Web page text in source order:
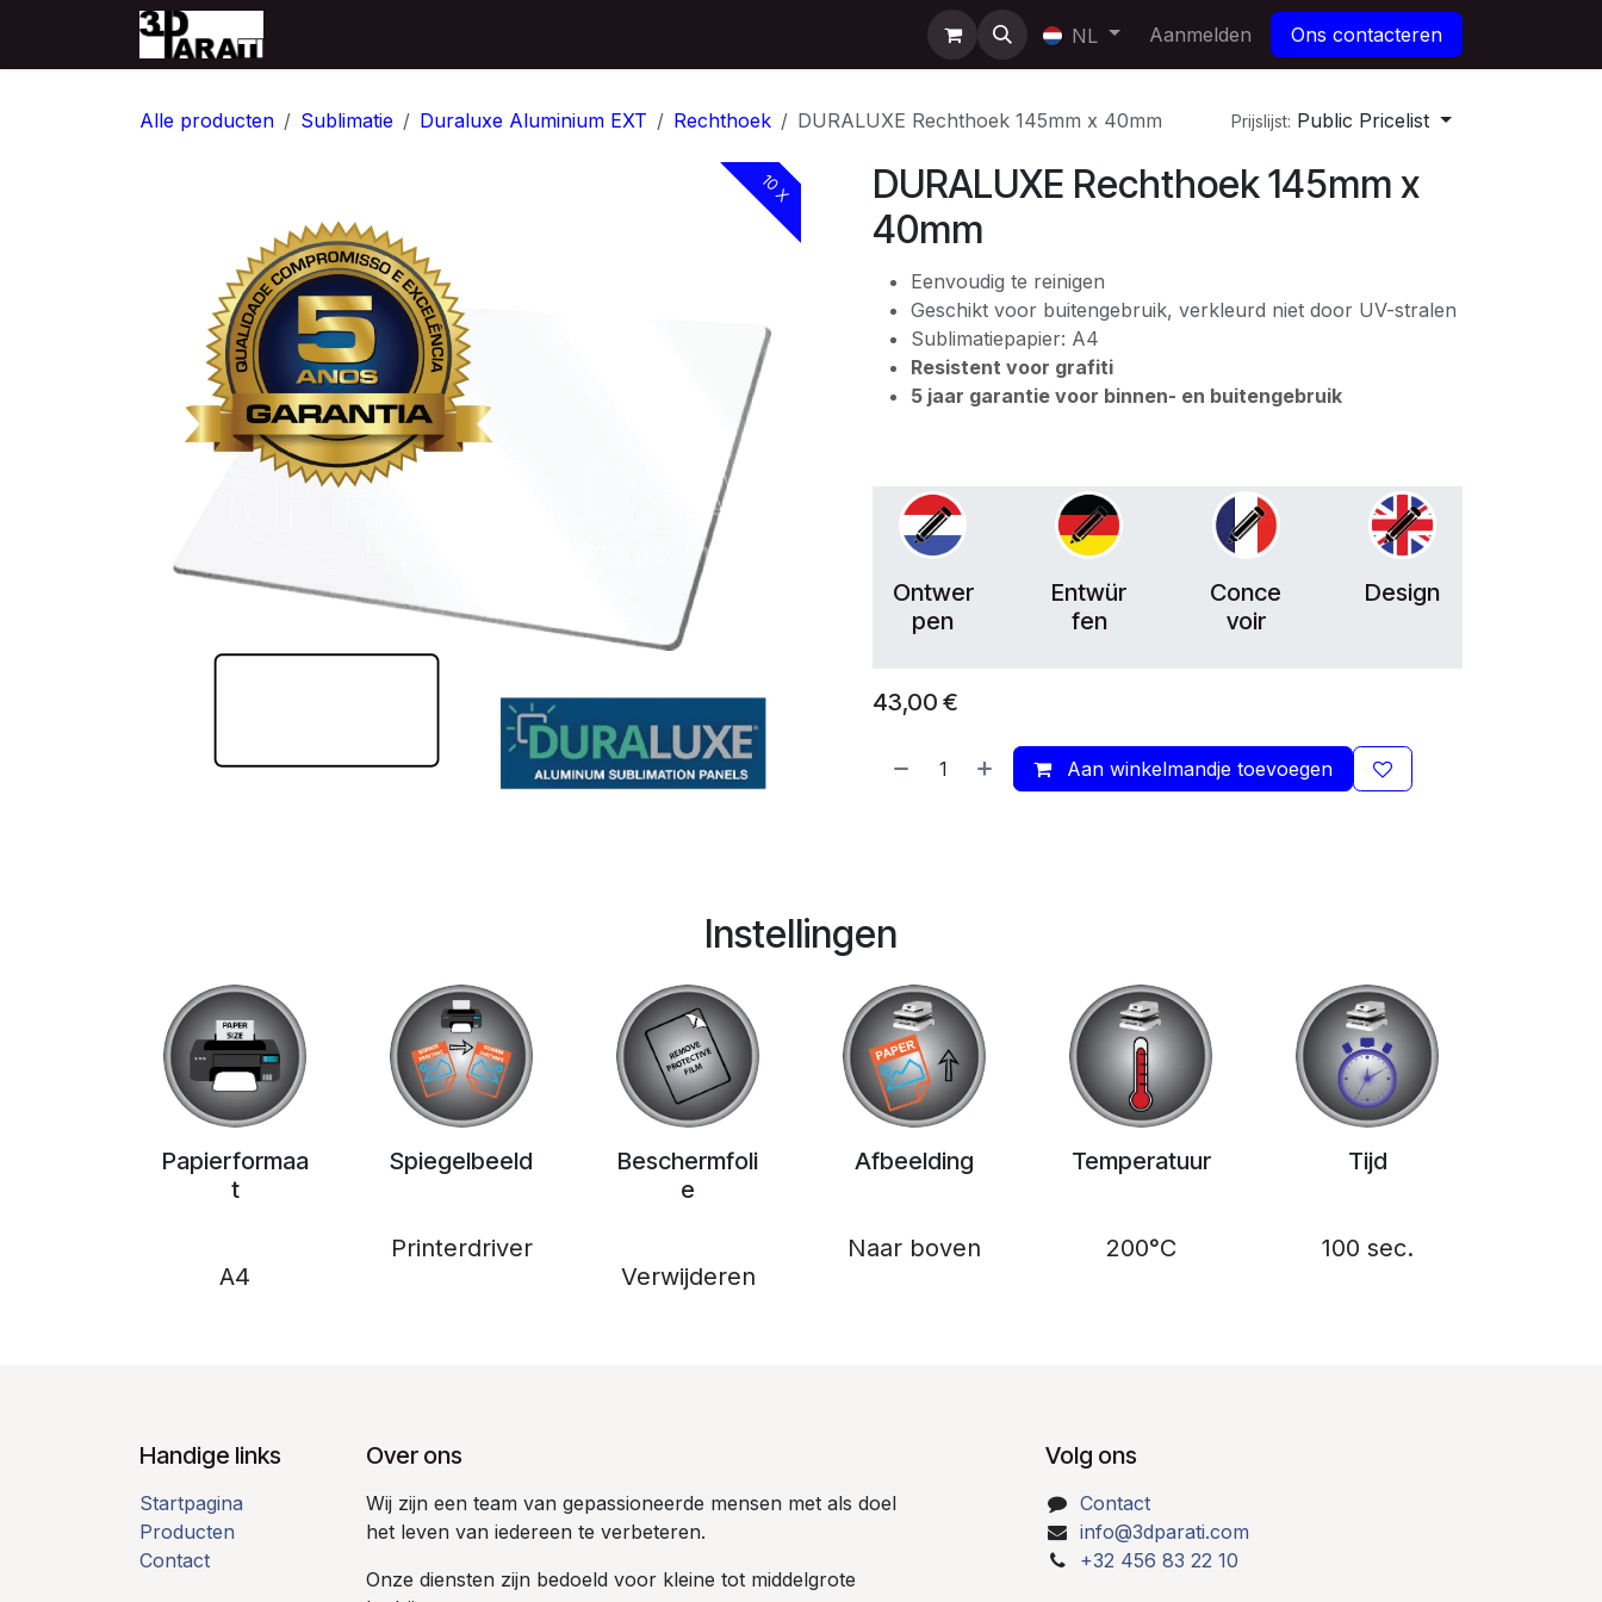
Overslaan naar inhoud
NL Aanmelden Ons contacteren
Alle producten Sublimatie Duraluxe Aluminium EXT Rechthoek DURALUXE Rechthoek 145mm x 40mm Prijslijst: Public Pricelist
10 X
DURALUXE Rechthoek 145mm x
40mm
Eenvoudig te reinigen
Geschikt voor buitengebruik, verkleurd niet door UV-stralen
Sublimatiepapier: A4
Resistent voor grafiti
5 jaar garantie voor binnen- en buitengebruik
Ontwer
pen
Entwür
fen
Conce
voir
Design
43,00 €
Aan winkelmandje toevoegen
Instellingen
Papierformaa
t
A4
Spiegelbeeld
Printerdriver
Beschermfoli
e
Verwijderen
Afbeelding
Naar boven
Temperatuur
200°C
Tijd
100 sec.
Handige links
Startpagina
Producten
Contact
Over ons
Wij zijn een team van gepassioneerde mensen met als doel
het leven van iedereen te verbeteren.
Onze diensten zijn bedoeld voor kleine tot middelgrote
Volg ons
Contact
info@3dparati.com
+32 456 83 22 10